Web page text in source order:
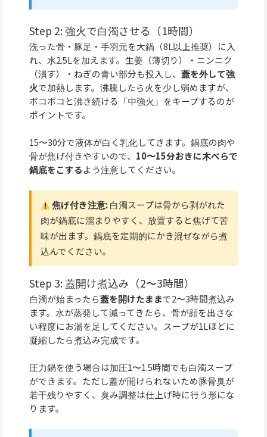
Step 2: 強火で白濁させる（1時間）
洗った骨・豚足・手羽元を大鍋（8L以上推奨）に入
れ、水2.5Lを加えます。生姜（薄切り）・ニンニク
（潰す）・ねぎの青い部分も投入し、 蓋を外して強
火で加熱します。沸騰したら火を少し弱めますが、
ボコボコと沸き続ける「中強火」をキープするのが
ポイントです。
15〜30分で液体が白く乳化してきます。鍋底の肉や
骨が焦げ付きやすいので、 10〜15分おきに木べらで
鍋底をこするよう注意してください。
焦げ付き注意:白濁スープは骨から剥がれた
肉が鍋底に溜まりやすく、放置すると焦げて苦
味が出ます。鍋底を定期的にかき混ぜながら煮
込んでください。
Step 3: 蓋開け煮込み（2〜3時間）
白濁が始まったら蓋を開けたままで2〜3時間煮込み
ます。水が蒸発して減ってきたら、骨が顔を出さな
い程度にお湯を足してください。スープが1Lほどに
凝縮したら煮込み完成です。
圧力鍋を使う場合は加圧1〜1.5時間でも白濁スープ
ができます。ただし蓋が開けられないため豚骨臭が
若干残りやすく、臭み調整は仕上げ時に行う形にな
ります。